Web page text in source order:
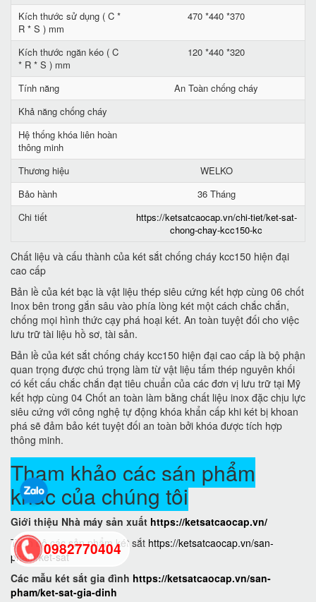
Kích thước sử dụng ( C *
R * S ) mm
470 *440 *370
Kích thước ngăn kéo ( C
* R * S ) mm
120 *440 *320
Tính năng
An Toàn chống cháy
Khả năng chống cháy
Hệ thống khóa liên hoàn
thông minh
Thương hiệu
WELKO
Bảo hành
36 Tháng
Chi tiết
https://ketsatcaocap.vn/chi-tiet/ket-sat-
chong-chay-kcc150-kc
Chất liệu và cấu thành của két sắt chống cháy kcc150 hiện đại
cao cấp
Bản lề của két bạc là vật liệu thép siêu cứng kết hợp cùng 06 chốt
Inox bên trong gắn sâu vào phía lòng két một cách chắc chắn,
chống mọi hình thức cạy phá hoại két. An toàn tuyệt đối cho việc
lưu trữ tài liệu hồ sơ, tài sản.
Bản lề của két sắt chống cháy kcc150 hiện đại cao cấp là bộ phận
quan trọng được chú trọng làm từ vật liệu tấm thép nguyên khối
có kết cấu chắc chắn đạt tiêu chuẩn của các đơn vị lưu trữ tại Mỹ
kết hợp cùng 04 Chốt an toàn làm bằng chất liệu inox đặc chịu lực
siêu cứng với công nghệ tự động khóa khẩn cấp khi két bị khoan
phá sẽ đảm bảo két tuyệt đối an toàn bởi khóa được tích hợp
thông minh.
Tham khảo các sán phẩm
khác của chúng tôi
Giới thiệu Nhà máy sản xuất https://ketsatcaocap.vn/
Toàn bộ các sản phẩm két sắt https://ketsatcaocap.vn/san-
pham/ket-sat
Các mẫu két sắt gia đình https://ketsatcaocap.vn/san-
pham/ket-sat-gia-dinh
0982770404